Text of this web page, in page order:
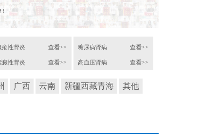
疮性肾炎 查看>>
癜性肾炎 查看>>
糖尿病肾病 查看>>
高血压肾病 查看>>
广西 云南 新疆西藏青海 其他